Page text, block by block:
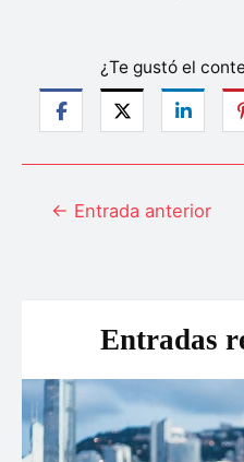
¿Te gustó el
Navegación
← Entrada anterior
Entradas